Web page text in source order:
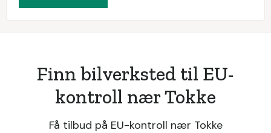
Finn bilverksted til EU-
kontroll nær Tokke
Få tilbud på EU-kontroll nær Tokke